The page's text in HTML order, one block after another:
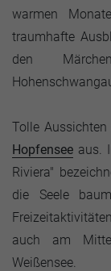
warmen
traumhafte
den
Tolle
Hopfensee aus.
Riviera"
die Seele
auch am
Weißensee.